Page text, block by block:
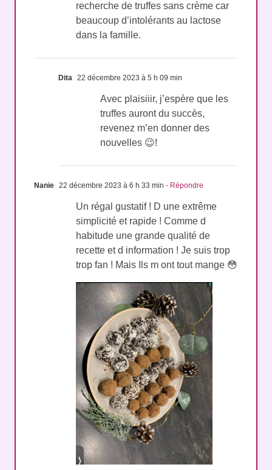
recherche de truffes sans crème car
beaucoup d’intolérants au lactose
dans la famille.
Dita 22 décembre 2023 à 5 h 09 min
Avec plaisiiir, j’espère que les
truffes auront du succès,
revenez m’en donner des
nouvelles 😉!
Nanie 22 décembre 2023 à 6 h 33 min - Répondre
Un régal gustatif ! D une extrême
simplicité et rapide ! Comme d
habitude une grande qualité de
recette et d information ! Je suis trop
trop fan ! Mais Ils m ont tout mange 😳